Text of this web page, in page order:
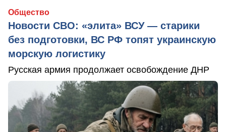
Общество
Новости СВО: «элита» ВСУ — старики
без подготовки, ВС РФ топят украинскую
морскую логистику
Русская армия продолжает освобождение ДНР